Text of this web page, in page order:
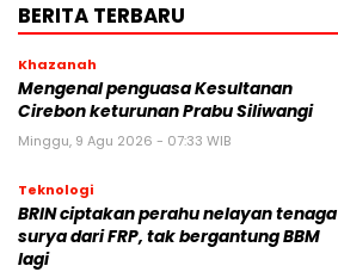
BERITA TERBARU
Khazanah
Mengenal penguasa Kesultanan
Cirebon keturunan Prabu Siliwangi
Minggu, 9 Agu 2026 - 07:33 WIB
Teknologi
BRIN ciptakan perahu nelayan tenaga
surya dari FRP, tak bergantung BBM
lagi